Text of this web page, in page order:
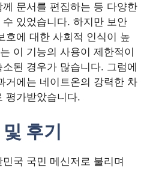
문서를 편집하는 등 다양한
있었습니다. 하지만 보안
호에 대한 사회적 인식이 높
이 기능의 사용이 제한적이
된 경우가 많습니다. 그럼에
거에는 네이트온의 강력한 차
평가받았습니다.
후기
국 국민 메신저로 불리며